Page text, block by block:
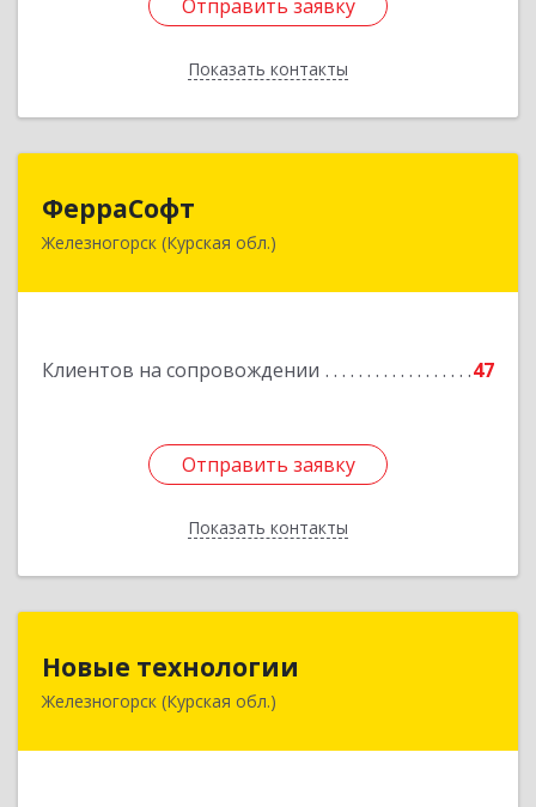
Отправить заявку
Показать контакты
Отправить заявку
Назад
ФерраСофт
Железногорск (Курская обл.)
Клиентов на сопровождении 47
Отправить заявку
Показать контакты
307179, Курская обл, Железногорск г, Ленина ул,
Отправить заявку
Назад
Новые технологии
Железногорск (Курская обл.)
307170, Курская обл, Железногорский р-н,